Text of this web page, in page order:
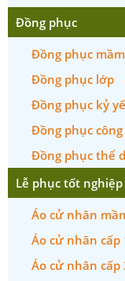
Đồng phục
Đồng phục
Đồng phục lớp
Đồng phục kỷ
Đồng phục
Đồng phục thể
Lễ phục tốt nghiệp
Áo cử nhân
Áo cử nhân cấp
Áo cử nhân cấp